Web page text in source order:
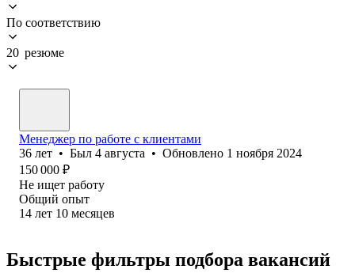
По соответствию
20 резюме
Менеджер по работе с клиентами
36 лет • Был 4 августа • Обновлено 1 ноября 2024
150 000 ₽
Не ищет работу
Общий опыт
14 лет 10 месяцев
Быстрые фильтры подбора вакансий